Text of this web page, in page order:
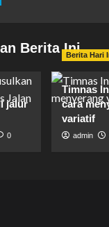
Berita Ini
jalur
0
Berita Hari
Timnas
cara
variatif
admin